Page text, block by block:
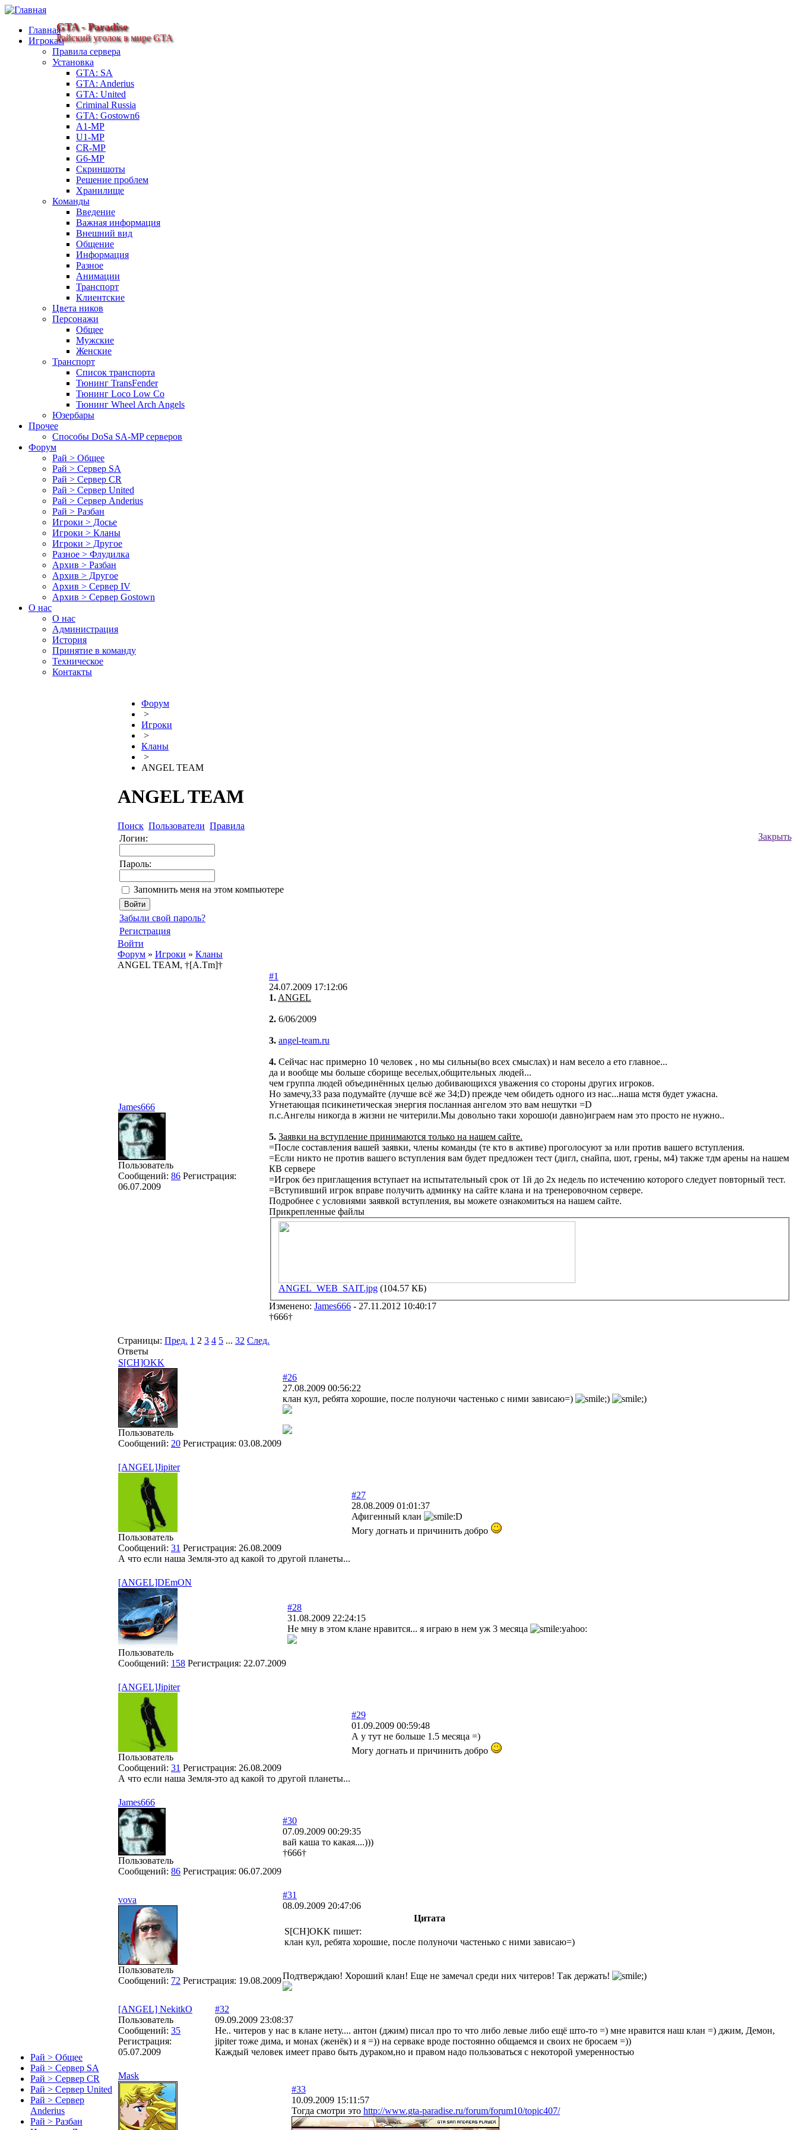
GTA - Paradise
Райский уголок в мире GTA
Главная
Игрокам
Правила сервера
Установка
GTA: SA
GTA: Anderius
GTA: United
Criminal Russia
GTA: Gostown6
A1-MP
U1-MP
CR-MP
G6-MP
Скриншоты
Решение проблем
Хранилище
Команды
Введение
Важная информация
Внешний вид
Общение
Информация
Разное
Анимации
Транспорт
Клиентские
Цвета ников
Персонажи
Общее
Мужские
Женские
Транспорт
Список транспорта
Тюнинг TransFender
Тюнинг Loco Low Co
Тюнинг Wheel Arch Angels
Юзербары
Прочее
Cпособы DoSа SA-MP серверов
Форум
Рай > Общее
Рай > Сервер SA
Рай > Сервер CR
Рай > Сервер United
Рай > Сервер Anderius
Рай > Разбан
Игроки > Досье
Игроки > Кланы
Игроки > Другое
Разное > Флудилка
Архив > Разбан
Архив > Другое
Архив > Сервер IV
Архив > Сервер Gostown
О нас
О нас
Администрация
История
Принятие в команду
Техническое
Контакты
Рай > Общее
Рай > Сервер SA
Рай > Сервер CR
Рай > Сервер United
Рай > Сервер
Anderius
Рай > Разбан
Форум
>
Игроки
>
Кланы
>
ANGEL TEAM
ANGEL TEAM
Поиск Пользователи Правила
Закрыть
Логин:
Пароль:
Запомнить меня на этом компьютере
Забыли свой пароль?
Регистрация
Войти
Форум » Игроки » Кланы
ANGEL TEAM, †[A.Tm]†
James666
Пользователь
Сообщений: 86 Регистрация:
06.07.2009
#1
24.07.2009 17:12:06
1. ANGEL
2. 6/06/2009
3. angel-team.ru
4. Сейчас нас примерно 10 человек , но мы сильны(во всех смыслах) и нам весело а ето главное...
да и вообще мы больше сборище веселых,общительных людей...
чем группа людей объединённых целью добивающихся уважения со стороны других игроков.
Но замечу,33 раза подумайте (лучше всё же 34;D) прежде чем обидеть одного из нас...наша мстя будет ужасна.
Угнетающая псикинетическая энергия посланная ангелом это вам нешутки =D
п.с.Ангелы никогда в жизни не читерили.Мы довольно таки хорошо(и давно)играем нам это просто не нужно..
5. Заявки на вступление принимаются только на нашем сайте.
=После составления вашей заявки, члены команды (те кто в активе) проголосуют за или против вашего вступления.
=Если никто не против вашего вступления вам будет предложен тест (дигл, снайпа, шот, грены, м4) также тдм арены на нашем
КВ сервере
=Игрок без приглащения вступает на испытательный срок от 1й до 2х недель по истечению которого следует повторный тест.
=Вступивший игрок вправе получить админку на сайте клана и на тренеровочном сервере.
Подробнее с условиями заявкой вступления, вы можете ознакомиться на нашем сайте.
Прикрепленные файлы
ANGEL_WEB_SAIT.jpg (104.57 КБ)
Изменено: James666 - 27.11.2012 10:40:17
†666†
Страницы: Пред. 1 2 3 4 5 ... 32 След.
Ответы
S[CH]OKK
Пользователь
Сообщений: 20 Регистрация: 03.08.2009
#26
27.08.2009 00:56:22
клан кул, ребята хорошие, после полуночи частенько с ними зависаю=)
[ANGEL]Jipiter
Пользователь
Сообщений: 31 Регистрация: 26.08.2009
А что если наша Земля-это ад какой то другой планеты...
#27
28.08.2009 01:01:37
Афигенный клан
Могу догнать и причинить добро
[ANGEL]DEmON
Пользователь
Сообщений: 158 Регистрация: 22.07.2009
#28
31.08.2009 22:24:15
Не мну в этом клане нравится... я играю в нем уж 3 месяца
[ANGEL]Jipiter
Пользователь
Сообщений: 31 Регистрация: 26.08.2009
А что если наша Земля-это ад какой то другой планеты...
#29
01.09.2009 00:59:48
А у тут не больше 1.5 месяца =)
Могу догнать и причинить добро
James666
Пользователь
Сообщений: 86 Регистрация: 06.07.2009
#30
07.09.2009 00:29:35
вай каша то какая....)))
†666†
vova
Пользователь
Сообщений: 72 Регистрация: 19.08.2009
#31
08.09.2009 20:47:06
Цитата
S[CH]OKK пишет:
клан кул, ребята хорошие, после полуночи частенько с ними зависаю=)
Подтверждаю! Хороший клан! Еще не замечал среди них читеров! Так держать!
[ANGEL] NekitkO
Пользователь
Сообщений: 35
Регистрация:
05.07.2009
#32
09.09.2009 23:08:37
Не.. читеров у нас в клане нету.... антон (джим) писал про то что либо левые либо ещё што-то =) мне нравится наш клан =) джим, Демон,
jipiter тоже дима, и монах (женёк) и я =)) на серваке вроде постоянно общаемся и своих не бросаем =))
Каждый человек имеет право быть дураком,но и правом надо пользоваться с некоторой умеренностью
Mask
#33
10.09.2009 15:11:57
Тогда смотри это http://www.gta-paradise.ru/forum/forum10/topic407/